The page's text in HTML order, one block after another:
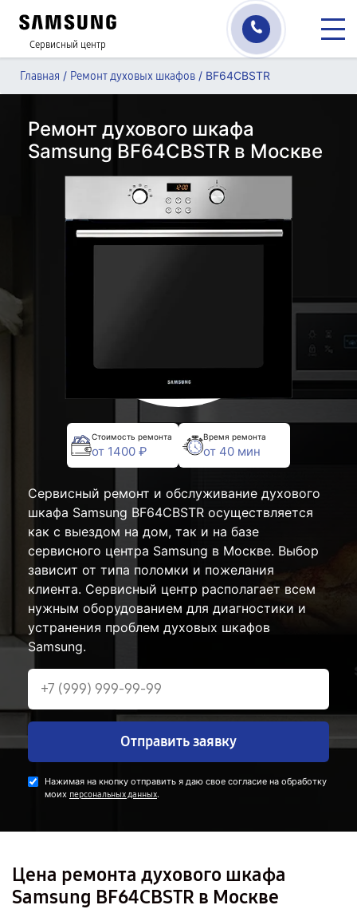
Сервисный центр
Главная / Ремонт духовых шкафов / BF64CBSTR
Ремонт духового шкафа
Samsung BF64CBSTR в Москве
Стоимость ремонта
от 1400 ₽
Время ремонта
от 40 мин
Сервисный ремонт и обслуживание духового
шкафа Samsung BF64CBSTR осуществляется
как с выездом на дом, так и на базе
сервисного центра Samsung в Москве. Выбор
зависит от типа поломки и пожелания
клиента. Сервисный центр располагает всем
нужным оборудованием для диагностики и
устранения проблем духовых шкафов
Samsung.
Отправить заявку
Нажимая на кнопку отправить я даю свое согласие на обработку
моих персональных данных.
Цена ремонта духового шкафа
Samsung BF64CBSTR в Москве